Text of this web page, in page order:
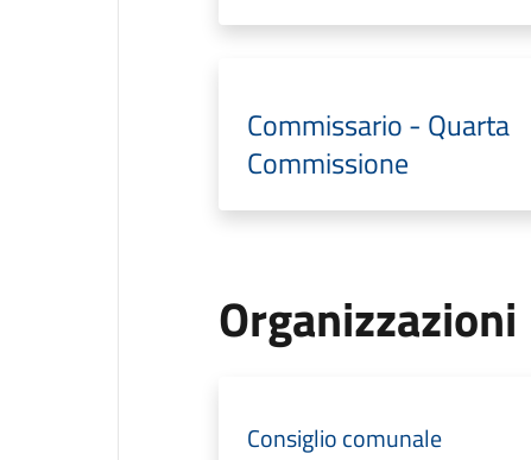
Commissario - Quarta
Commissione
Organizzazioni
Consiglio comunale